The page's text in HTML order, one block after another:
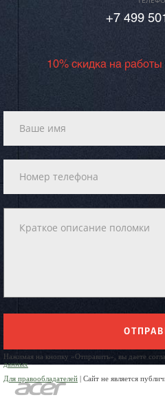
+7 499
10% скидка на работы
Нажимая на кнопку «Отправить», вы даете
данных
Для правообладателей | Сайт не является